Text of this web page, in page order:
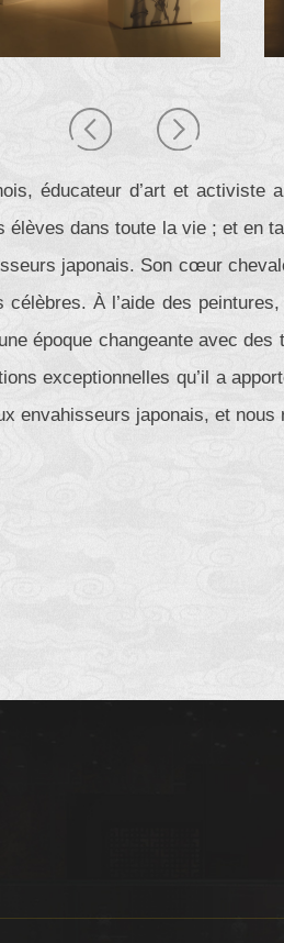
éducateur d’art et activiste
élèves dans toute la vie ; et en
japonais. Son cœur
À l’aide des
époque changeante avec des
exceptionnelles qu’il a
envahisseurs japonais, et